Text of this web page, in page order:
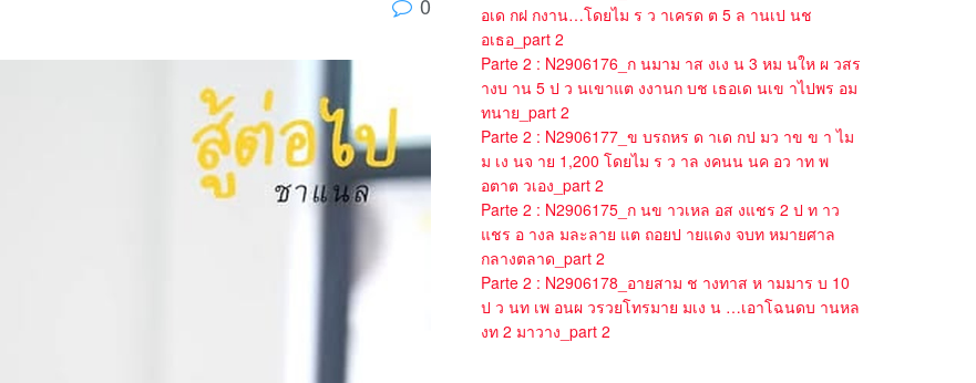
อเด กฝ กงาน…โดยไม ร ว าเครด ต 5 ล านเป นช
อเธอ_part 2
Parte 2 : N2906176_ก นมาม าส งเง น 3 หม นให ผ วสร
างบ าน 5 ป ว นเขาแต งงานก บช เธอเด นเข าไปพร อม
ทนาย_part 2
Parte 2 : N2906177_ข บรถหร ด าเด กป มว าข ข า ไม
ม เง นจ าย 1,200 โดยไม ร ว าล งคนน นค อว าท พ
อตาต วเอง_part 2
Parte 2 : N2906175_ก นข าวเหล อส งแชร 2 ป ท าว
แชร อ างล มละลาย แต ถอยป ายแดง จบท หมายศาล
กลางตลาด_part 2
Parte 2 : N2906178_อายสาม ช างทาส ห ามมาร บ 10
ป ว นท เพ อนผ วรวยโทรมาย มเง น …เอาโฉนดบ านหล
งท 2 มาวาง_part 2